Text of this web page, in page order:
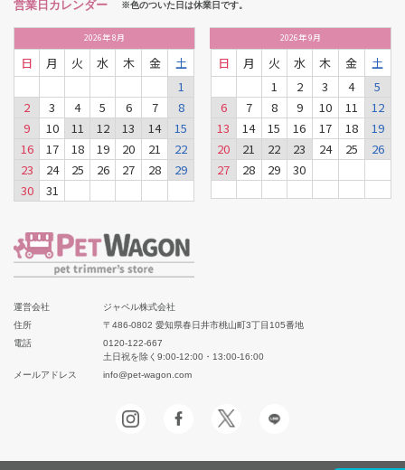
営業日カレンダー ※色のついた日は休業日です。
2026年8月
日 月 火 水 木 金
土
1
2
3 4 5 6 7
8
9
10 11 12 13 14
15
16
17 18 19 20 21
22
23
24 25 26 27 28
29
30
31
2026年9月
日 月 火 水 木 金
土
1
2 3 4
5
6
7 8 9 10 11
12
13
14 15 16 17 18
19
20
21 22 23 24 25
26
27
28 29 30
運営会社
ジャペル株式会社
住所
〒486-0802 愛知県春日井市桃山町3丁目105番地
電話
0120-122-667
土日祝を除く9:00-12:00・13:00-16:00
メールアドレス
info@pet-wagon.com